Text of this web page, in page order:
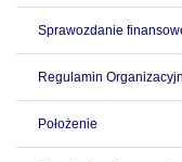
Sprawozdanie
Regulamin
Położenie